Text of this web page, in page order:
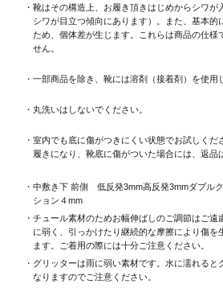
・靴はその構造上、お履き頂きはじめからシワが
シワが目立つ傾向にあります）。また、基本的
ため、個体差が生じます。これらは商品の仕様
せん。
・一部商品を除き、靴には溶剤（接着剤）を使用
・丸洗いはしないでください。
・室内でも底に傷がつきにくい状態でお試しくだ
履きになり、靴底に傷がついた場合には、返品
・中敷き下 前側 低反発3mm高反発3mmダブル
ション４mm
・チュール素材のためお幅伸ばしのご調節はご
に弱く、引っかけたり継続的な摩擦により傷を
ます。ご着用の際には十分ご注意ください。
・グリッターは雨に弱い素材です。水に濡れると
なりますのでご注意ください。